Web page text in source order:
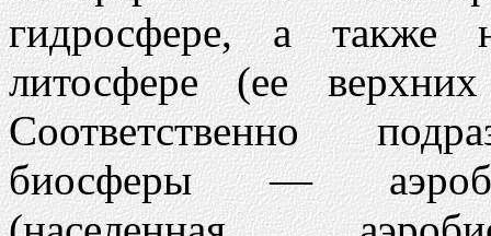
гидросфере, а
литосфере (ее
Соответственно
биосферы —